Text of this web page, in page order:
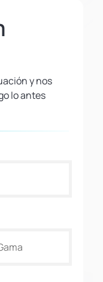
y nos
lo antes